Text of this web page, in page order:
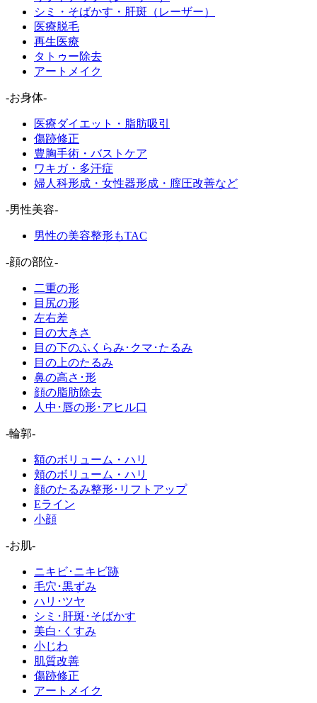
シミ・そばかす・肝斑（レーザー）
医療脱毛
再生医療
タトゥー除去
アートメイク
-お身体-
医療ダイエット・脂肪吸引
傷跡修正
豊胸手術・バストケア
ワキガ・多汗症
婦人科形成・女性器形成・膣圧改善など
-男性美容-
男性の美容整形もTAC
-顔の部位-
二重の形
目尻の形
左右差
目の大きさ
目の下のふくらみ･クマ･たるみ
目の上のたるみ
鼻の高さ･形
顔の脂肪除去
人中･唇の形･アヒル口
-輪郭-
額のボリューム・ハリ
頬のボリューム・ハリ
顔のたるみ整形･リフトアップ
Eライン
小顔
-お肌-
ニキビ･ニキビ跡
毛穴･黒ずみ
ハリ･ツヤ
シミ･肝斑･そばかす
美白･くすみ
小じわ
肌質改善
傷跡修正
アートメイク